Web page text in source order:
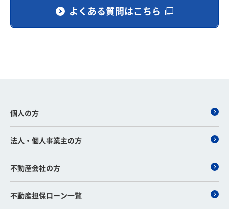
よくある質問はこちら
個人の方
法人・個人事業主の方
不動産会社の方
不動産担保ローン一覧